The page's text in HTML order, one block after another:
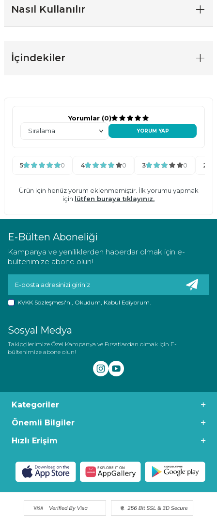
Nasıl Kullanılır
İçindekiler
Yorumlar (0)
YORUM YAP
5 0 4 0 3 0 2
Ürün için henüz yorum eklenmemiştir. İlk yorumu yapmak
için lütfen buraya tıklayınız.
E-Bülten Aboneliği
Kampanya ve yeniliklerden haberdar olmak için e-
bültenimize abone olun!
KVKK Sözleşmesi'ni , Okudum, Kabul Ediyorum.
Sosyal Medya
Takipçilerimize Özel Kampanya ve Fırsatlardan olmak için E-
bültenimize abone olun!
Kategoriler
Önemli Bilgiler
Hızlı Erişim